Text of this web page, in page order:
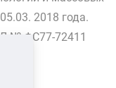
2018 года.
№ ФС77-72411